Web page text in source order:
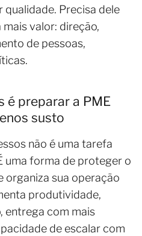
qualidade. Precisa dele
valor: direção,
de pessoas,
é preparar a PME
susto
não é uma tarefa
uma forma de proteger o
organiza sua operação
produtividade,
entrega com mais
de escalar com